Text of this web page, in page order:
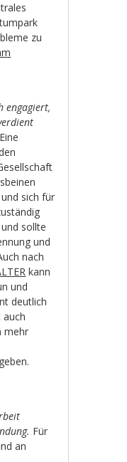
zu
engagiert,
Eine
sich für
sollte
und
nach
kann
und
deutlich
mehr
Für
an